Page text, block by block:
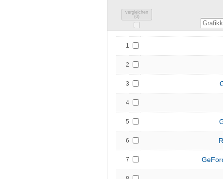
vergleichen
(0)
1
2
3
4
5
6
7